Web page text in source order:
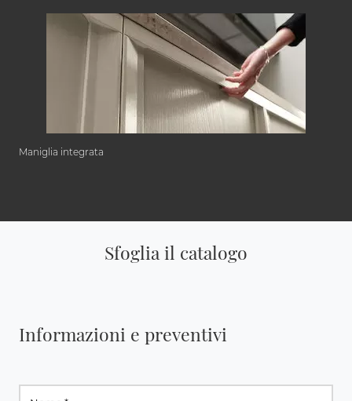
Maniglia integrata
Sfoglia il catalogo
Informazioni e preventivi